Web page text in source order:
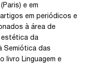
e em
artigos em periódicos e
à área de
estética da
Semiótica das
livro Linguagem e